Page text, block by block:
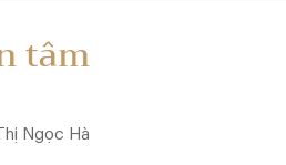
tâm
Ngọc Hà